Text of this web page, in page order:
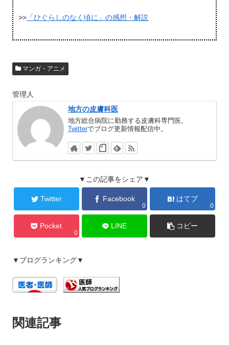
>> 「ひぐらしのなく頃に」の感想・解説
マンガ・アニメ
管理人
地方の皮膚科医
地方総合病院に勤務する皮膚科専門医。
Twitterでブログ更新情報配信中。
▼この記事をシェア▼
Twitter Facebook
0
はてブ
0
Pocket
0
LINE コピー
▼ブログランキング▼
関連記事